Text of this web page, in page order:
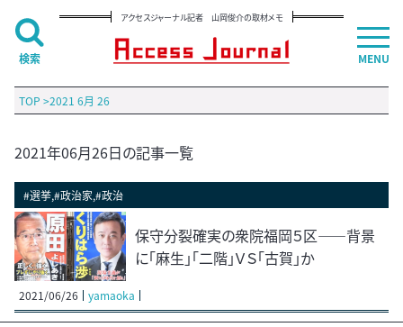
アクセスジャーナル記者 山岡俊介の取材メモ
TOP >2021 6月 26
2021年06月26日の記事一覧
#選挙,#政治家,#政治
保守分裂確実の衆院福岡５区――背景
に「麻生」「二階」ＶＳ「古賀」か
2021/06/26 yamaoka
MENU
検索